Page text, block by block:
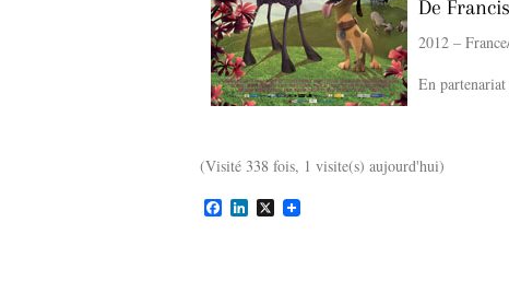
De
2012 –
En partenariat
(Visité 338 fois, 1 visite(s) aujourd'hui)
F L X